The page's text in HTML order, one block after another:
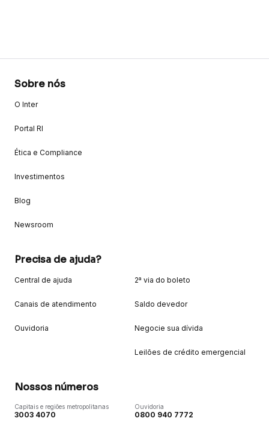
Sobre nós
O Inter
Portal RI
Ética e Compliance
Investimentos
Blog
Newsroom
Precisa de ajuda?
Central de ajuda
Canais de atendimento
Ouvidoria
2ª via do boleto
Saldo devedor
Negocie sua dívida
Leilões de crédito emergencial
Nossos números
Capitais e regiões metropolitanas
3003 4070
Ouvidoria
0800 940 7772